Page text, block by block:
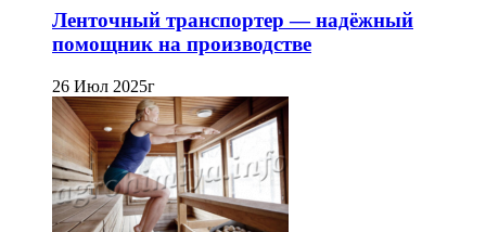
Ленточный транспортер — надёжный
помощник на производстве
26 Июл 2025г